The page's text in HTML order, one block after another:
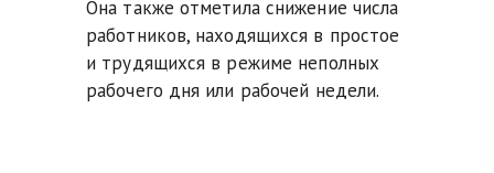
Она также отметила снижение числа
работников, находящихся в простое
и трудящихся в режиме неполных
рабочего дня или рабочей недели.